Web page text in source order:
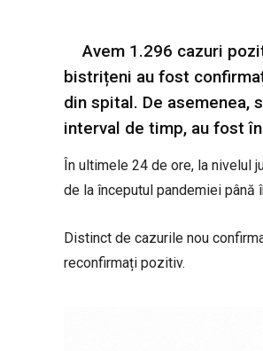
Avem 1.296 cazuri
bistrițeni au fost
din spital. De asemenea,
interval de timp, au fost
În ultimele 24 de ore, la nivelul
de la începutul pandemiei
Distinct de cazurile nou
reconfirmați pozitiv.